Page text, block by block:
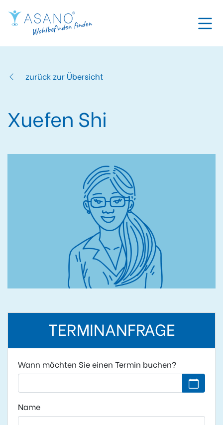
zurück zur Übersicht
Xuefen Shi
TERMINANFRAGE
Wann möchten Sie einen Termin buchen?
Kein
Name